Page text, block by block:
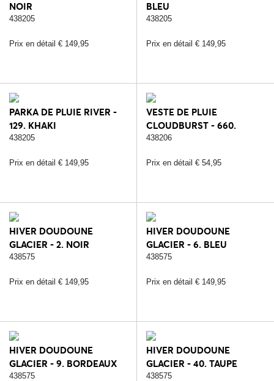
NOIR
438205
Prix en détail € 149,95
BLEU
438205
Prix en détail € 149,95
PARKA DE PLUIE RIVER -
129. KHAKI
438205
Prix en détail € 149,95
VESTE DE PLUIE
CLOUDBURST - 660.
TRANSPARENT
438206
Prix en détail € 54,95
HIVER DOUDOUNE
GLACIER - 2. NOIR
438575
Prix en détail € 149,95
HIVER DOUDOUNE
GLACIER - 6. BLEU
438575
Prix en détail € 149,95
HIVER DOUDOUNE
GLACIER - 9. BORDEAUX
438575
HIVER DOUDOUNE
GLACIER - 40. TAUPE
438575